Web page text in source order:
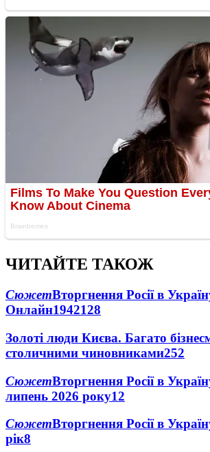
ЧИТАЙТЕ ТАКОЖ
СюжетВторгнення Росії в
Онлайн1942128
Золоті люди Києва. Багато
столичними чиновниками252
СюжетВторгнення Росії в
липень 2026 року12
СюжетВторгнення Росії в
рік8